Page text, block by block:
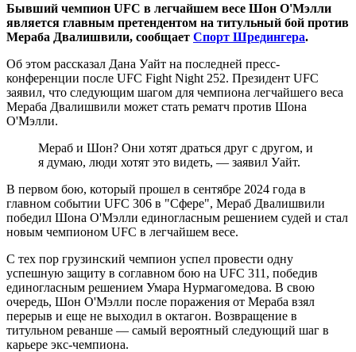
Бывший чемпион UFC в легчайшем весе Шон О'Мэлли
является главным претендентом на титульный бой против
Мераба Двалишвили, сообщает Спорт Шредингера.
Об этом рассказал Дана Уайт на последней пресс-
конференции после UFC Fight Night 252. Президент UFC
заявил, что следующим шагом для чемпиона легчайшего веса
Мераба Двалишвили может стать рематч против Шона
О'Мэлли.
Мераб и Шон? Они хотят драться друг с другом, и
я думаю, люди хотят это видеть, — заявил Уайт.
В первом бою, который прошел в сентябре 2024 года в
главном событии UFC 306 в "Сфере", Мераб Двалишвили
победил Шона О'Мэлли единогласным решением судей и стал
новым чемпионом UFC в легчайшем весе.
С тех пор грузинский чемпион успел провести одну
успешную защиту в соглавном бою на UFC 311, победив
единогласным решением Умара Нурмагомедова. В свою
очередь, Шон О'Мэлли после поражения от Мераба взял
перерыв и еще не выходил в октагон. Возвращение в
титульном реванше — самый вероятный следующий шаг в
карьере экс-чемпиона.